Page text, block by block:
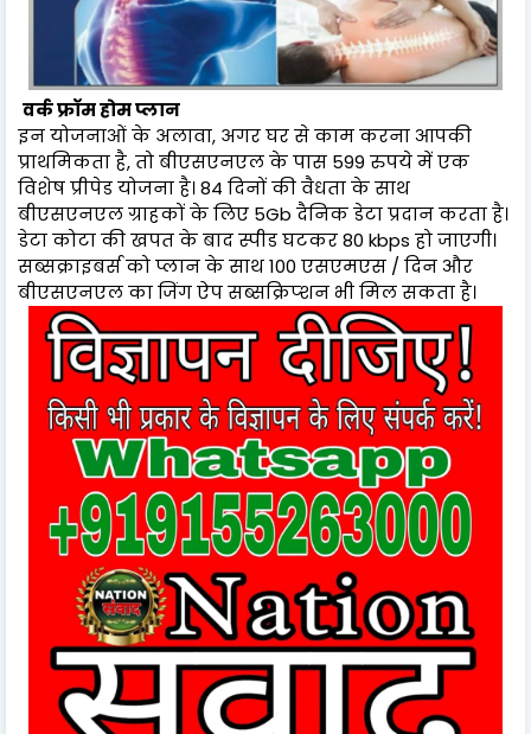
वर्क फ्रॉम होम प्लान
इन योजनाओं के अलावा, अगर घर से काम करना आपकी
प्राथमिकता है, तो बीएसएनएल के पास 599 रुपये में एक
विशेष प्रीपेड योजना है। 84 दिनों की वैधता के साथ
बीएसएनएल ग्राहकों के लिए 5Gb दैनिक डेटा प्रदान करता है।
डेटा कोटा की खपत के बाद स्पीड घटकर 80 kbps हो जाएगी।
सब्सक्राइबर्स को प्लान के साथ 100 एसएमएस / दिन और
बीएसएनएल का जिंग ऐप सब्सक्रिप्शन भी मिल सकता है।